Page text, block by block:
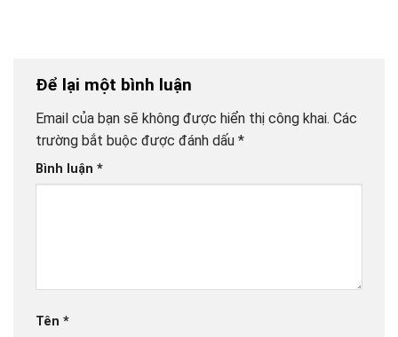
Để lại một bình luận
Email của bạn sẽ không được hiển thị công khai. Các
trường bắt buộc được đánh dấu *
Bình luận *
Tên *